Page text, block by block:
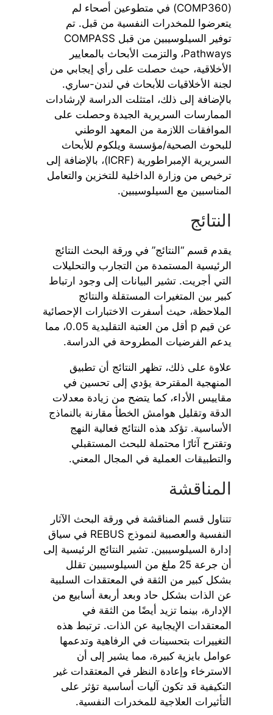
(COMP360) في متطوعين أصحاء لم
يتعرضوا للمخدرات النفسية من قبل. تم
توفير السيلوسيبين من قبل COMPASS
Pathways، والتزمت الأبحاث بالمعايير
الأخلاقية، حيث حصلت على رأي إيجابي من
لجنة الأخلاقيات للأبحاث في لندن-ساري.
بالإضافة إلى ذلك، امتثلت الدراسة لإرشادات
الممارسات السريرية الجيدة وحصلت على
الموافقات اللازمة من المعهد الوطني
للبحوث الصحية/مؤسسة ويلكوم للأبحاث
السريرية الإمبراطورية (ICRF)، بالإضافة إلى
ترخيص من وزارة الداخلية للتخزين والتعامل
المناسبين مع السيلوسيبين.
النتائج
يقدم قسم “النتائج” في ورقة البحث النتائج
الرئيسية المستمدة من التجارب والتحليلات
التي أجريت. تشير البيانات إلى وجود ارتباط
كبير بين المتغيرات المستقلة والنتائج
الملاحظة، حيث أسفرت الاختبارات الإحصائية
عن قيم p أقل من العتبة التقليدية 0.05، مما
يدعم الفرضيات المطروحة في الدراسة.
علاوة على ذلك، تظهر النتائج أن تطبيق
المنهجية المقترحة يؤدي إلى تحسين في
مقاييس الأداء، كما يتضح من زيادة معدلات
الدقة وتقليل هوامش الخطأ مقارنة بالنماذج
الأساسية. تؤكد هذه النتائج فعالية النهج
وتقترح آثارًا محتملة للبحث المستقبلي
والتطبيقات العملية في المجال المعني.
المناقشة
تتناول قسم المناقشة في ورقة البحث الآثار
النفسية والعصبية لنموذج REBUS في سياق
إدارة السيلوسيبين. تشير النتائج الرئيسية إلى
أن جرعة 25 ملغ من السيلوسيبين تقلل
بشكل كبير من الثقة في المعتقدات السلبية
عن الذات بشكل حاد وبعد أربعة أسابيع من
الإدارة، بينما تزيد أيضًا من الثقة في
المعتقدات الإيجابية عن الذات. ترتبط هذه
التغييرات بتحسينات في الرفاهية وتدعمها
عوامل بايزية كبيرة، مما يشير إلى أن
الاسترخاء وإعادة النظر في المعتقدات غير
التكيفية قد تكون آليات أساسية تؤثر على
التأثيرات العلاجية للمخدرات النفسية.